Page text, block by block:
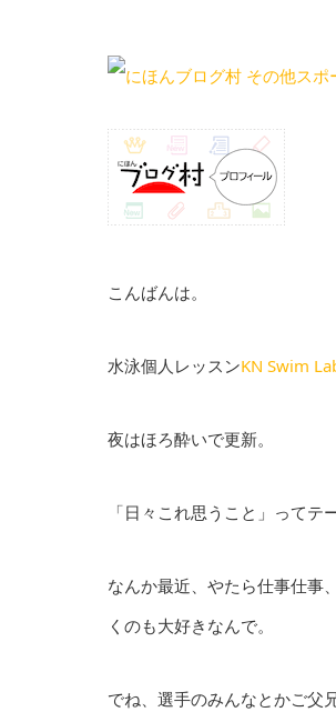
こんばんは。
水泳個人レッスンKN Swim
夜はほろ酔いで更新。
「日々これ思うこと」ってテ
なんか最近、やたら仕事仕事
くのも大好きなんで。
でね、選手のみんなとかご父